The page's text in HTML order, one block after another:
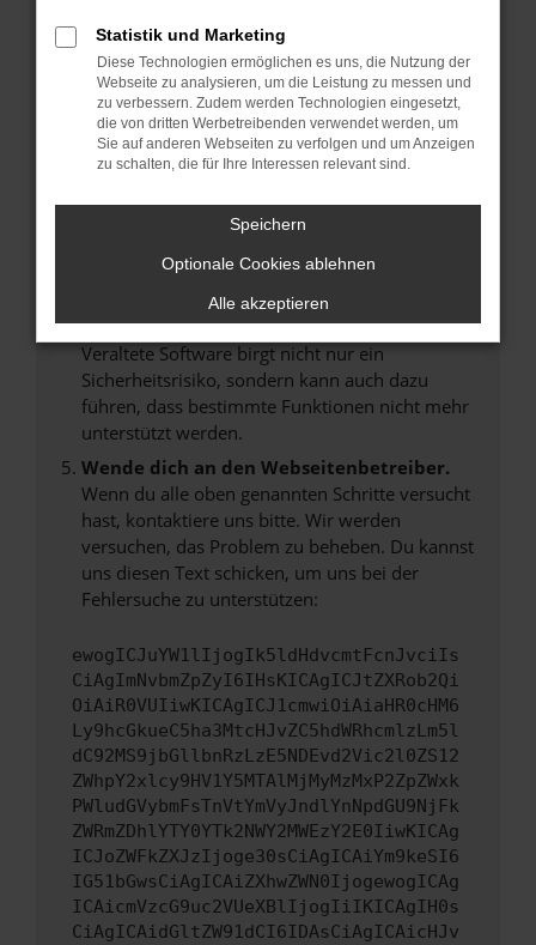
Manche Erweiterungen, wie Werbeblocker,
können das Laden bestimmter Seiten
verhindern. Funktioniert die Seite in einem
anderen Browser oder in einem privaten
Fenster?
Das kann manchmal helfen, vorübergehende
Probleme zu beheben.
Stelle sicher, dass dein Browser und dein
Betriebssystem auf dem neuesten Stand
sind.
Veraltete Software birgt nicht nur ein
Sicherheitsrisiko, sondern kann auch dazu
führen, dass bestimmte Funktionen nicht mehr
unterstützt werden.
Wende dich an den Webseitenbetreiber.
Wenn du alle oben genannten Schritte versucht
hast, kontaktiere uns bitte. Wir werden
versuchen, das Problem zu beheben. Du kannst
uns diesen Text schicken, um uns bei der
Fehlersuche zu unterstützen:
ewogICJuYW1lIjogIk5ldHdvcmtFcnJvciIs
CiAgImNvbmZpZyI6IHsKICAgICJtZXRob2Qi
OiAiR0VUIiwKICAgICJ1cmwiOiAiaHR0cHM6
Ly9hcGkueC5ha3MtcHJvZC5hdWRhcmlzLm5l
dC92MS9jbGllbnRzLzE5NDEvd2Vic2l0ZS12
ZWhpY2xlcy9HV1Y5MTAlMjMyMzMxP2ZpZWxk
PWludGVybmFsTnVtYmVyJndlYnNpdGU9NjFk
ZWRmZDhlYTY0YTk2NWY2MWEzY2E0IiwKICAg
ICJoZWFkZXJzIjoge30sCiAgICAiYm9keSI6
IG51bGwsCiAgICAiZXhwZWN0IjogewogICAg
ICAicmVzcG9uc2VUeXBlIjogIiIKICAgIH0s
CiAgICAidGltZW91dCI6IDAsCiAgICAicHJv
Statistik und Marketing
Diese Technologien ermöglichen es uns, die Nutzung der
Webseite zu analysieren, um die Leistung zu messen und
zu verbessern. Zudem werden Technologien eingesetzt,
die von dritten Werbetreibenden verwendet werden, um
Sie auf anderen Webseiten zu verfolgen und um Anzeigen
zu schalten, die für Ihre Interessen relevant sind.
Speichern
Optionale Cookies ablehnen
Alle akzeptieren